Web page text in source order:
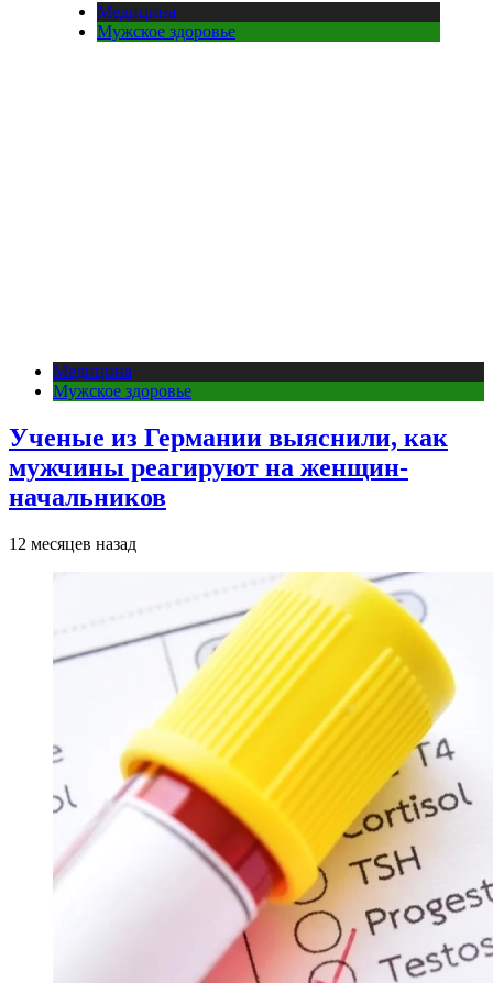
Медицина
Мужское здоровье
Медицина
Мужское здоровье
Ученые из Германии выяснили, как
мужчины реагируют на женщин-
начальников
12 месяцев назад